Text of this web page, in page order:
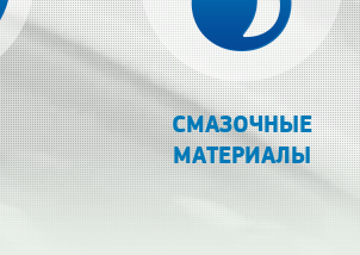
СМАЗОЧНЫЕ
МАТЕРИАЛЫ